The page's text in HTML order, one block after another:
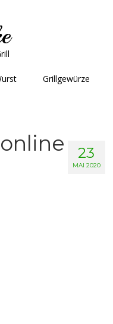
Grillgewürze
23
MAI 2020